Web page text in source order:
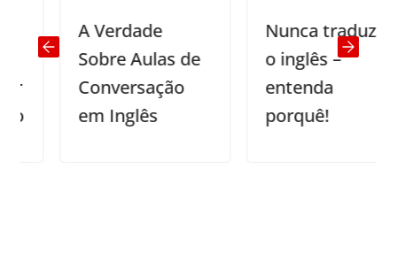
A Verdade
Sobre Aulas de
Conversação
em Inglês
Nunca traduza
o inglês –
entenda
porquê!